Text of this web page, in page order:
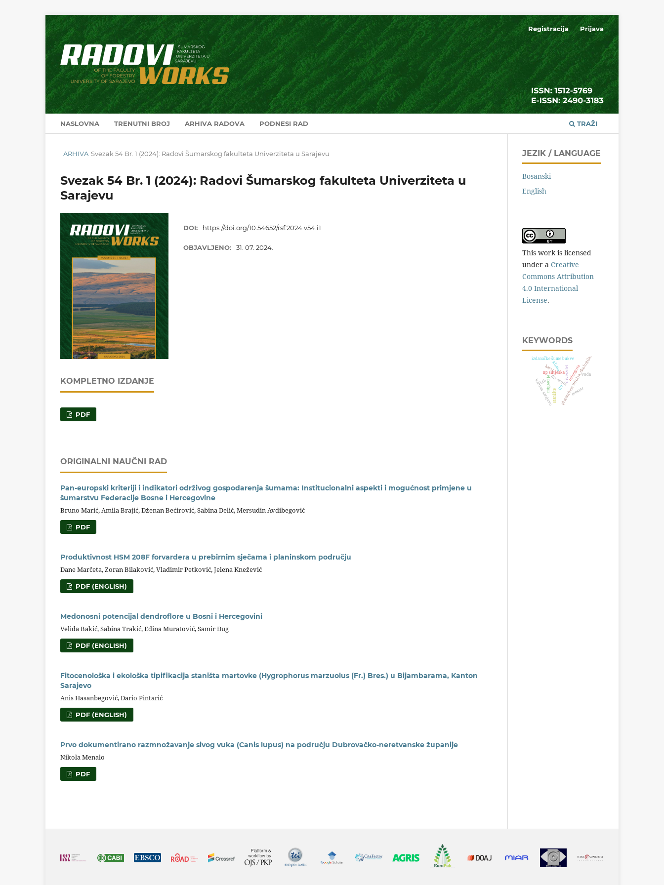
NASLOVNA TRENUTNI BROJ ARHIVA RADOVA PODNESI RAD TRAŽI
Registracija Prijava
ARHIVA Svezak 54 Br. 1 (2024): Radovi Šumarskog fakulteta Univerziteta u Sarajevu
Svezak 54 Br. 1 (2024): Radovi Šumarskog fakulteta Univerziteta u
Sarajevu
DOI: https://doi.org/10.54652/rsf.2024.v54.i1
OBJAVLJENO: 31. 07. 2024.
KOMPLETNO IZDANJE
PDF
ORIGINALNI NAUČNI RAD
Pan-europski kriteriji i indikatori održivog gospodarenja šumama: Institucionalni aspekti i mogućnost primjene u
šumarstvu Federacije Bosne i Hercegovine
Bruno Marić, Amila Brajić, Dženan Bećirović, Sabina Delić, Mersudin Avdibegović
PDF
Produktivnost HSM 208F forvardera u prebirnim sječama i planinskom području
Dane Marčeta, Zoran Bilaković, Vladimir Petković, Jelena Knežević
PDF (ENGLISH)
Medonosni potencijal dendroflore u Bosni i Hercegovini
Velida Bakić, Sabina Trakić, Edina Muratović, Samir Đug
PDF (ENGLISH)
Fitocenološka i ekološka tipifikacija staništa martovke (Hygrophorus marzuolus (Fr.) Bres.) u Bijambarama, Kanton
Sarajevo
Anis Hasanbegović, Dario Pintarić
PDF (ENGLISH)
Prvo dokumentirano razmnožavanje sivog vuka (Canis lupus) na području Dubrovačko-neretvanske županije
Nikola Menalo
PDF
JEZIK / LANGUAGE
Bosanski
English
This work is licensed
under a Creative
Commons Attribution
4.0 International
License.
KEYWORDS
stanište
divokozazelengora
np sutjeska
migracija platanthera bifolia, ekologija,
karst
tlo
voda
klima
mostar
izdanačke šume bukve
diverzitet
kanton sarajevo
bih